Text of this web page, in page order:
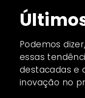
Podemos
essas
destacadas e
inovação no